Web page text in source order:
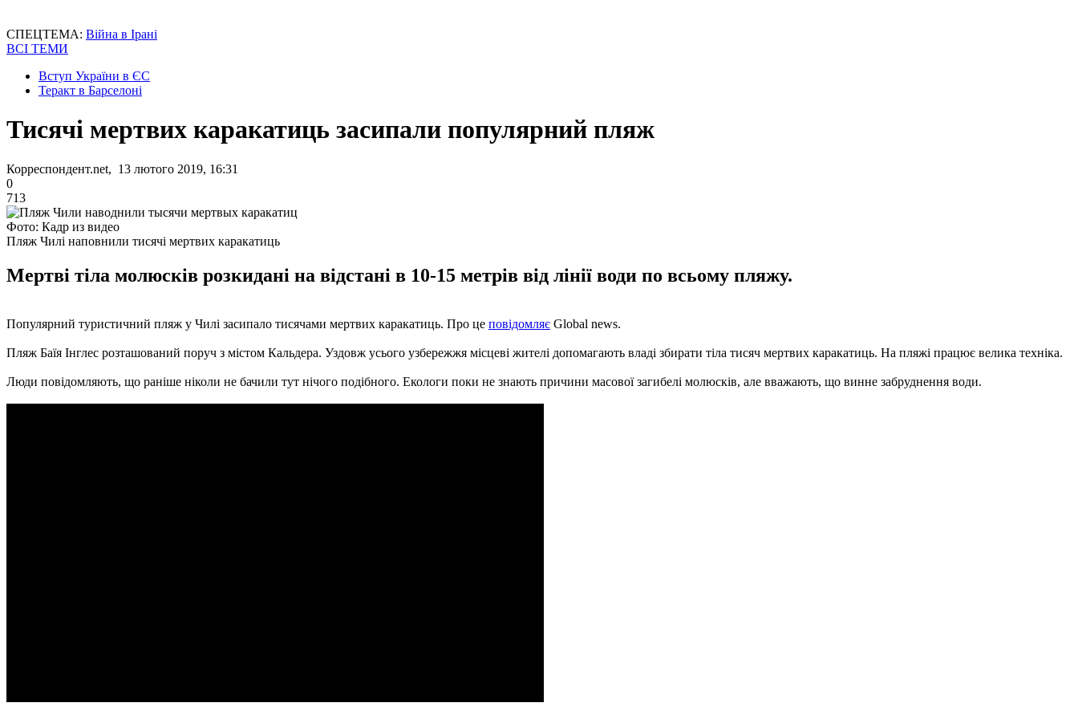
СПЕЦТЕМА: Війна в Ірані
ВСІ ТЕМИ
Вступ України в ЄС
Теракт в Барселоні
Тисячі мертвих каракатиць засипали популярний пляж
Корреспондент.net, 13 лютого 2019, 16:31
0
713
Фото: Кадр из видео
Пляж Чилі наповнили тисячі мертвих каракатиць
Мертві тіла молюсків розкидані на відстані в 10-15 метрів від лінії води по всьому пляжу.
Популярний туристичний пляж у Чилі засипало тисячами мертвих каракатиць. Про це повідомляє Global news.
Пляж Баїя Інглес розташований поруч з містом Кальдера. Уздовж усього узбережжя місцеві жителі допомагають владі збирати тіла тисяч мертвих каракатиць. На пляжі працює велика техніка.
Люди повідомляють, що раніше ніколи не бачили тут нічого подібного. Екологи поки не знають причини масової загибелі молюсків, але вважають, що винне забруднення води.